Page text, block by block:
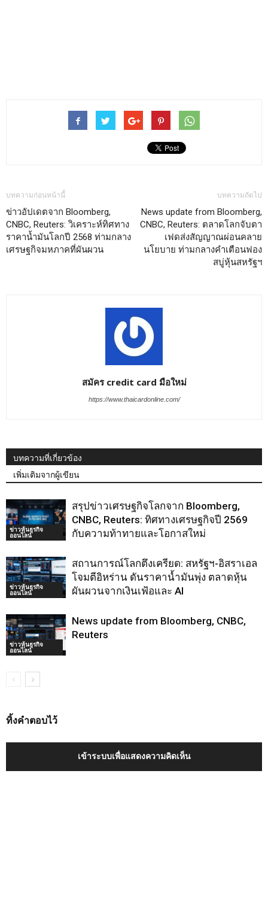
บทความก่อนหน้านี้
ข่าวอัปเดตจาก Bloomberg,
CNBC, Reuters: วิเคราะห์ทิศทาง
ราคาน้ำมันโลกปี 2568 ท่ามกลาง
เศรษฐกิจมหภาคที่ผันผวน
บทความถัดไป
News update from Bloomberg,
CNBC, Reuters: ตลาดโลกจับตา
เฟดส่งสัญญาณผ่อนคลาย
นโยบาย ท่ามกลางคำเตือนฟอง
สบู่หุ้นสหรัฐฯ
สมัคร credit card มือใหม่
https://www.thaicardonline.com/
บทความที่เกี่ยวข้อง
เพิ่มเติมจากผู้เขียน
ข่าวหุ้นธุรกิจ
ออนไลน์
สรุปข่าวเศรษฐกิจโลกจาก Bloomberg,
CNBC, Reuters: ทิศทางเศรษฐกิจปี 2569
กับความท้าทายและโอกาสใหม่
ข่าวหุ้นธุรกิจ
ออนไลน์
สถานการณ์โลกตึงเครียด: สหรัฐฯ-อิสราเอล
โจมตีอิหร่าน ดันราคาน้ำมันพุ่ง ตลาดหุ้น
ผันผวนจากเงินเฟ้อและ AI
ข่าวหุ้นธุรกิจ
ออนไลน์
News update from Bloomberg, CNBC,
Reuters
ทิ้งคำตอบไว้
เข้าระบบเพื่อแสดงความคิดเห็น